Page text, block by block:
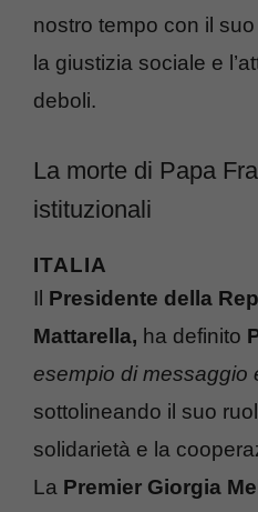
nostro tempo con il
la giustizia sociale e
deboli.
La morte di Papa
istituzionali
ITALIA
Il Presidente della
Mattarella, ha definito
esempio di messaggio
sottolineando il suo
solidarietà e la
La Premier Giorgia